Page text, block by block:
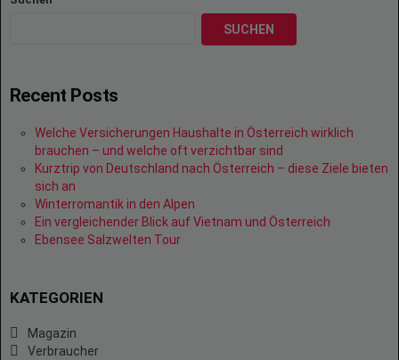
SUCHEN
Recent Posts
Welche Versicherungen Haushalte in Österreich wirklich
brauchen – und welche oft verzichtbar sind
Kurztrip von Deutschland nach Österreich – diese Ziele bieten
sich an
Winterromantik in den Alpen
Ein vergleichender Blick auf Vietnam und Österreich
Ebensee Salzwelten Tour
KATEGORIEN
Magazin
Verbraucher